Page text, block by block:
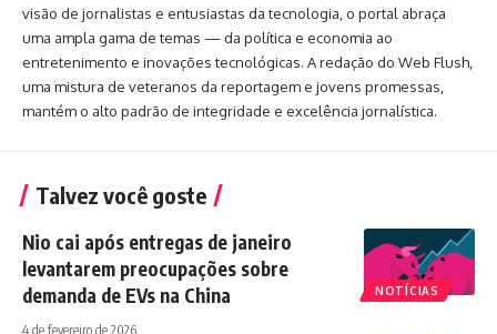
visão de jornalistas e entusiastas da tecnologia, o portal abraça
uma ampla gama de temas — da política e economia ao
entretenimento e inovações tecnológicas. A redação do Web Flush,
uma mistura de veteranos da reportagem e jovens promessas,
mantém o alto padrão de integridade e excelência jornalística.
Talvez você goste
NOTÍCIAS
Nio cai após entregas de janeiro
levantarem preocupações sobre
demanda de EVs na China
4 de fevereiro de 2026